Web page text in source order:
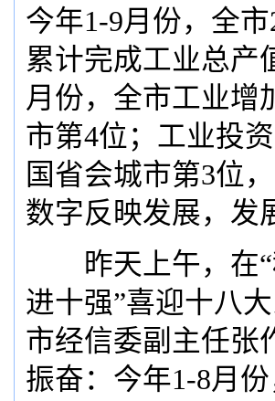
今年1-9月份，全
累计完成工业总产
月份，全市工业增
市第4位；工业投
国省会城市第3位
数字反映发展，发
昨天上午，在“
进十强”喜迎十八
市经信委副主任张
振奋：今年1-8月